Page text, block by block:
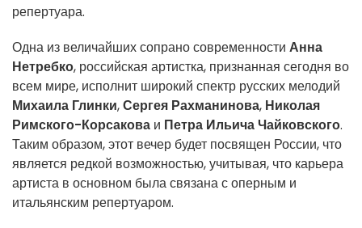
репертуара.
Одна из величайших сопрано современности Анна
Нетребко, российская артистка, признанная сегодня во
всем мире, исполнит широкий спектр русских мелодий
Михаила Глинки,Сергея Рахманинова, Николая
Римского-Корсакова и Петра Ильича Чайковского.
Таким образом, этот вечер будет посвящен России, что
является редкой возможностью, учитывая, что карьера
артиста в основном была связана с оперным и
итальянским репертуаром.